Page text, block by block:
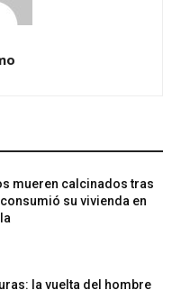
mueren calcinados tras
su vivienda en
la vuelta del hombre